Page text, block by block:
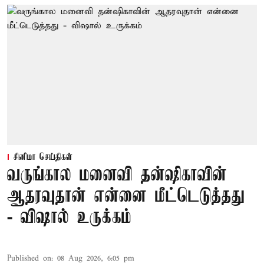
சினிமா செய்திகள்
வருங்கால மனைவி தன்ஷிகாவின்
ஆதரவுதான் என்னை மீட்டெடுத்தது
- விஷால் உருக்கம்
Published on: 08 Aug 2026, 6:05 pm